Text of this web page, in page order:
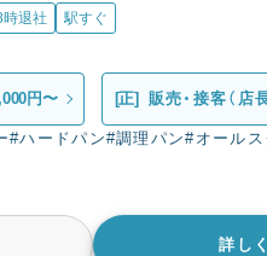
退社 駅すぐ
円〜 [正] 販売・接客（店
#ハードパン#調理パン#オール
詳し